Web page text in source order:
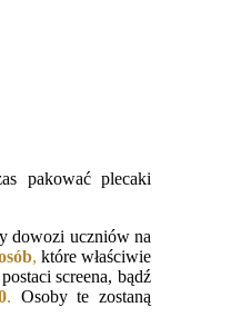
pakować plecaki
dowozi uczniów na
, które właściwie
screena, bądź
. Osoby te zostaną